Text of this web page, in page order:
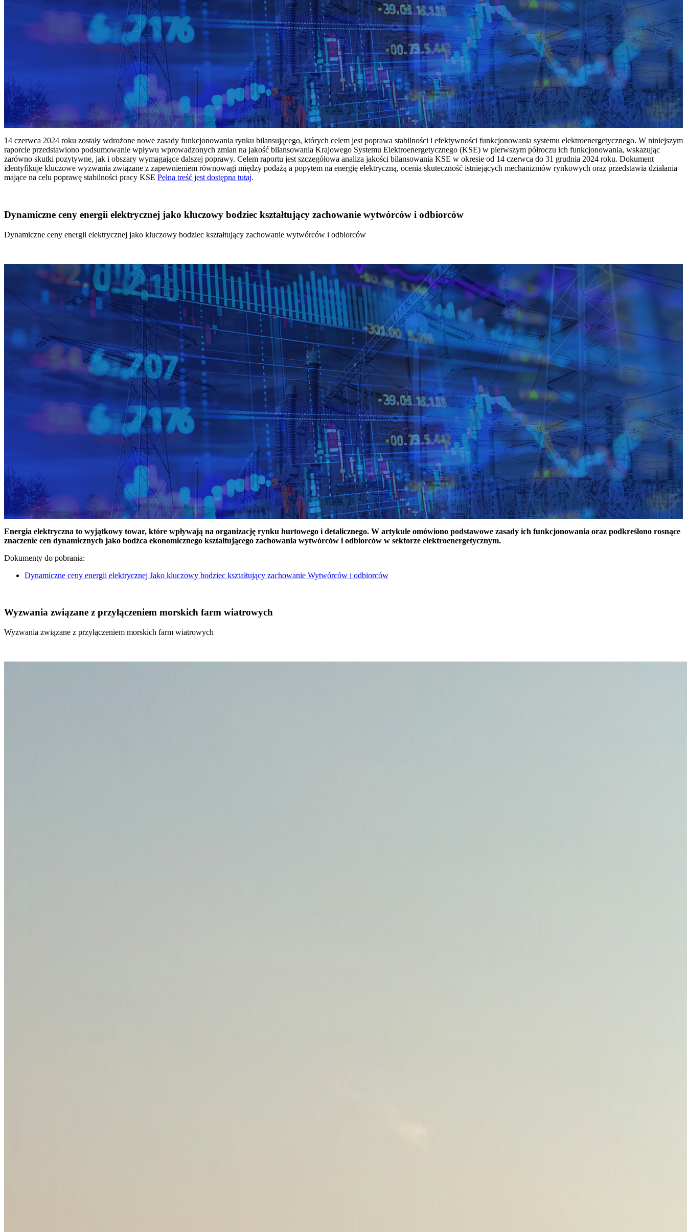
14 czerwca 2024 roku zostały wdrożone nowe zasady funkcjonowania rynku bilansującego, których celem jest poprawa stabilności i efektywności funkcjonowania systemu elektroenergetycznego. W niniejszym
raporcie przedstawiono podsumowanie wpływu wprowadzonych zmian na jakość bilansowania Krajowego Systemu Elektroenergetycznego (KSE) w pierwszym półroczu ich funkcjonowania, wskazując
zarówno skutki pozytywne, jak i obszary wymagające dalszej poprawy. Celem raportu jest szczegółowa analiza jakości bilansowania KSE w okresie od 14 czerwca do 31 grudnia 2024 roku. Dokument
identyfikuje kluczowe wyzwania związane z zapewnieniem równowagi między podażą a popytem na energię elektryczną, ocenia skuteczność istniejących mechanizmów rynkowych oraz przedstawia działania
mające na celu poprawę stabilności pracy KSE Pełna treść jest dostępna tutaj.
Dynamiczne ceny energii elektrycznej jako kluczowy bodziec kształtujący zachowanie wytwórców i odbiorców
Dynamiczne ceny energii elektrycznej jako kluczowy bodziec kształtujący zachowanie wytwórców i odbiorców
Energia elektryczna to wyjątkowy towar, które wpływają na organizację rynku hurtowego i detalicznego. W artykule omówiono podstawowe zasady ich funkcjonowania oraz podkreślono rosnące
znaczenie cen dynamicznych jako bodźca ekonomicznego kształtującego zachowania wytwórców i odbiorców w sektorze elektroenergetycznym.
Dokumenty do pobrania:
Dynamiczne ceny energii elektrycznej Jako kluczowy bodziec kształtujący zachowanie Wytwórców i odbiorców
Wyzwania związane z przyłączeniem morskich farm wiatrowych
Wyzwania związane z przyłączeniem morskich farm wiatrowych